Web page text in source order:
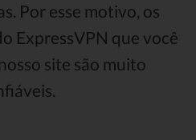
Por esse motivo, os
ExpressVPN que você
site são muito